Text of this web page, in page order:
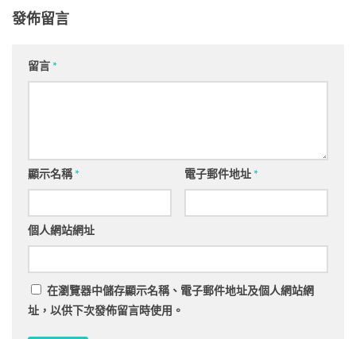
發佈留言
留言*
顯示名稱* 電子郵件地址*
個人網站網址
在瀏覽器中儲存顯示名稱、電子郵件地址及個人網站網
址，以供下次發佈留言時使用。